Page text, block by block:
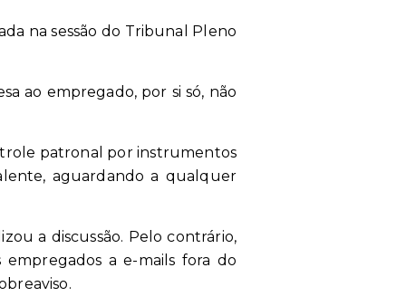
na sessão do Tribunal Pleno
ao empregado, por si só, não
patronal por instrumentos
aguardando a qualquer
a discussão. Pelo contrário,
a e-mails fora do